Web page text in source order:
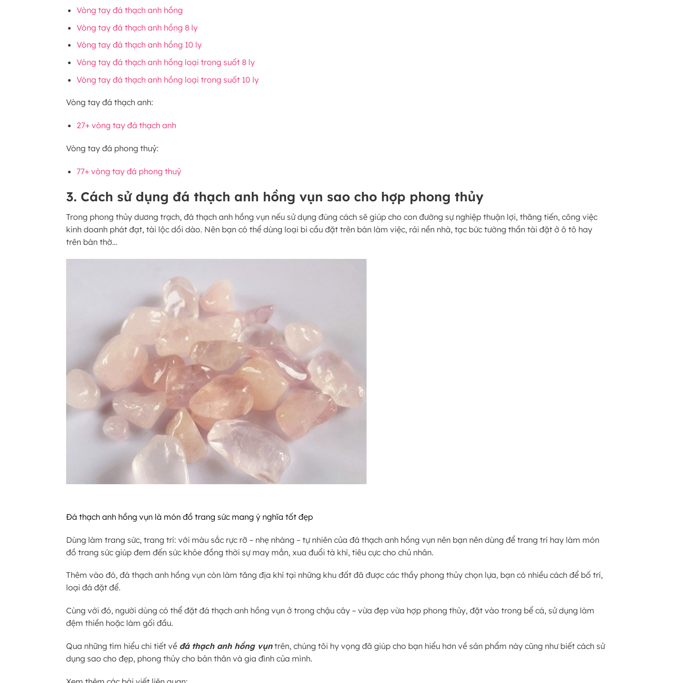
Vòng tay đá thạch anh hồng
Vòng tay đá thạch anh hồng 8 ly
Vòng tay đá thạch anh hồng 10 ly
Vòng tay đá thạch anh hồng loại trong suốt 8 ly
Vòng tay đá thạch anh hồng loại trong suốt 10 ly
Vòng tay đá thạch anh:
27+ vòng tay đá thạch anh
Vòng tay đá phong thuỷ:
77+ vòng tay đá phong thuỷ
3. Cách sử dụng đá thạch anh hồng vụn sao cho hợp phong thủy
Trong phong thủy dương trạch, đá thạch anh hồng vụn nếu sử dụng đúng cách sẽ giúp cho con đường sự nghiệp thuận lợi, thăng tiến, công việc
kinh doanh phát đạt, tài lộc dồi dào. Nên bạn có thể dùng loại bi cầu đặt trên bàn làm việc, rải nền nhà, tạc bức tường thần tài đặt ở ô tô hay
trên bàn thờ…
Đá thạch anh hồng vụn là món đồ trang sức mang ý nghĩa tốt đẹp
Dùng làm trang sức, trang trí: với màu sắc rực rỡ – nhẹ nhàng – tự nhiên của đá thạch anh hồng vụn nên bạn nên dùng để trang trí hay làm món
đồ trang sức giúp đem đến sức khỏe đồng thời sự may mắn, xua đuổi tà khí, tiêu cực cho chủ nhân.
Thêm vào đó, đá thạch anh hồng vụn còn làm tăng địa khí tại những khu đất đã được các thầy phong thủy chọn lựa, bạn có nhiều cách để bố trí,
loại đá đặt để.
Cùng với đó, người dùng có thể đặt đá thạch anh hồng vụn ở trong chậu cây – vừa đẹp vừa hợp phong thủy, đặt vào trong bể cá, sử dụng làm
đệm thiền hoặc làm gối đầu.
Qua những tìm hiểu chi tiết về đá thạch anh hồng vụntrên, chúng tôi hy vọng đã giúp cho bạn hiểu hơn về sản phẩm này cũng như biết cách sử
dụng sao cho đẹp, phong thủy cho bản thân và gia đình của mình.